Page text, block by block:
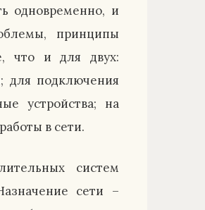
одновременно, и
принципы
что и для двух:
подключения
устройства; на
в сети.
систем
сети –